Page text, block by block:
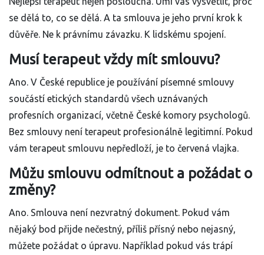
se dělá to, co se dělá. A ta smlouva je jeho první krok k
důvěře. Ne k právnímu závazku. K lidskému spojení.
Musí terapeut vždy mít smlouvu?
Ano. V České republice je používání písemné smlouvy
součástí etických standardů všech uznávaných
profesních organizací, včetně České komory psychologů.
Bez smlouvy není terapeut profesionálně legitimní. Pokud
vám terapeut smlouvu nepředloží, je to červená vlajka.
Můžu smlouvu odmítnout a požádat o
změny?
Ano. Smlouva není nezvratný dokument. Pokud vám
nějaký bod přijde nečestný, příliš přísný nebo nejasný,
můžete požádat o úpravu. Například pokud vás trápí